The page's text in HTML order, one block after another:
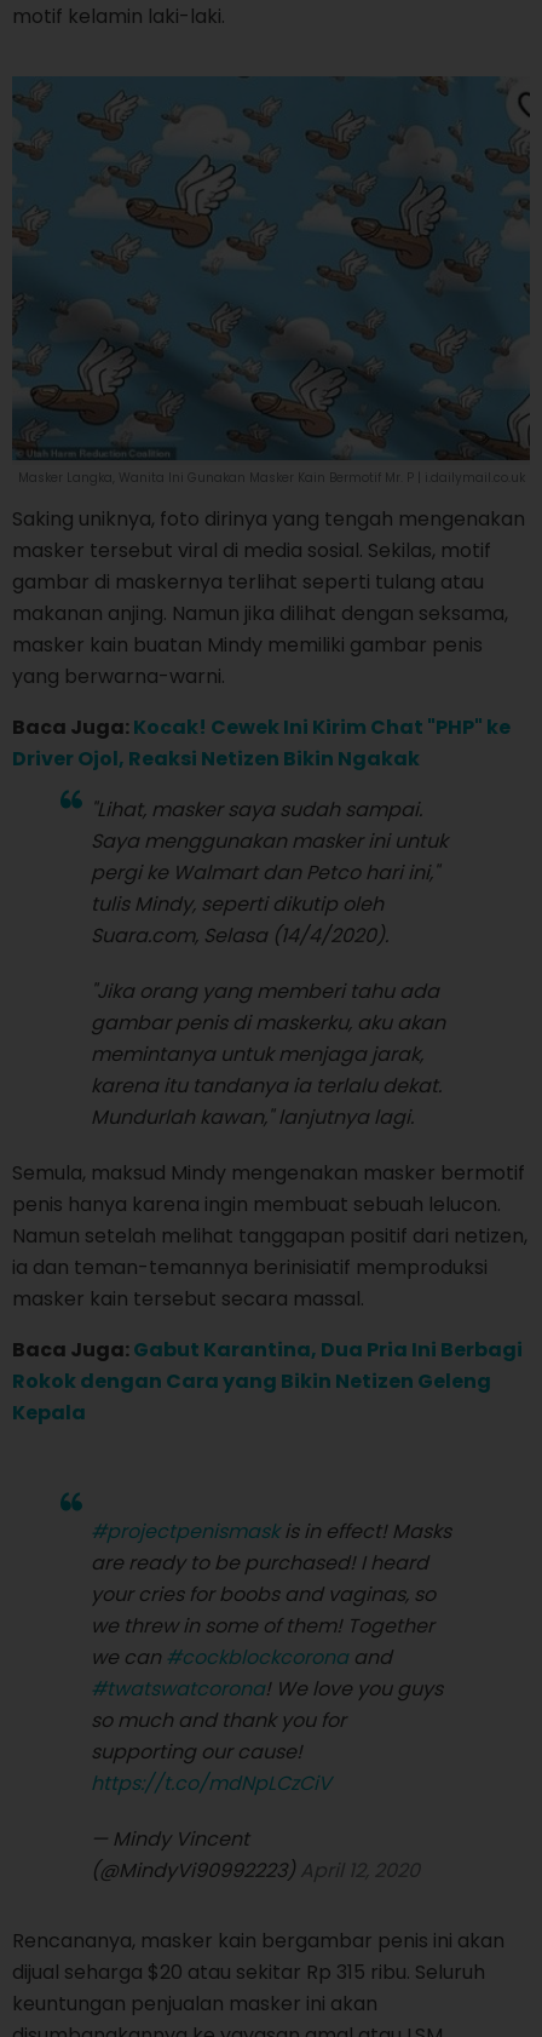
motif kelamin laki-laki.
Masker Langka, Wanita Ini Gunakan Masker Kain Bermotif Mr. P | i.dailymail.co.uk
Saking uniknya, foto dirinya yang tengah mengenakan
masker tersebut viral di media sosial. Sekilas, motif
gambar di maskernya terlihat seperti tulang atau
makanan anjing. Namun jika dilihat dengan seksama,
masker kain buatan Mindy memiliki gambar penis
yang berwarna-warni.
Baca Juga:Kocak! Cewek Ini Kirim Chat "PHP" ke
Driver Ojol, Reaksi Netizen Bikin Ngakak
"Lihat, masker saya sudah sampai.
Saya menggunakan masker ini untuk
pergi ke Walmart dan Petco hari ini,"
tulis Mindy, seperti dikutip oleh
Suara.com, Selasa (14/4/2020).
"Jika orang yang memberi tahu ada
gambar penis di maskerku, aku akan
memintanya untuk menjaga jarak,
karena itu tandanya ia terlalu dekat.
Mundurlah kawan," lanjutnya lagi.
Semula, maksud Mindy mengenakan masker bermotif
penis hanya karena ingin membuat sebuah lelucon.
Namun setelah melihat tanggapan positif dari netizen,
ia dan teman-temannya berinisiatif memproduksi
masker kain tersebut secara massal.
Baca Juga:Gabut Karantina, Dua Pria Ini Berbagi
Rokok dengan Cara yang Bikin Netizen Geleng
Kepala
#projectpenismaskis in effect! Masks
are ready to be purchased! I heard
your cries for boobs and vaginas, so
we threw in some of them! Together
we can #cockblockcoronaand
#twatswatcorona! We love you guys
so much and thank you for
supporting our cause!
https://t.co/mdNpLCzCiV
— Mindy Vincent
(@MindyVi90992223) April 12, 2020
Rencananya, masker kain bergambar penis ini akan
dijual seharga $20 atau sekitar Rp 315 ribu. Seluruh
keuntungan penjualan masker ini akan